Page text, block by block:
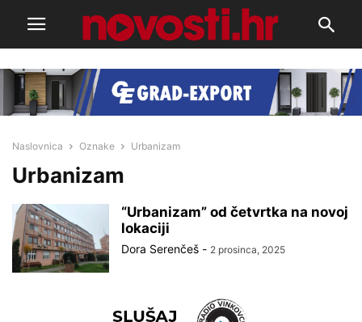
Naslovnica Oznake Urbanizam
Urbanizam
“Urbanizam” od četvrtka na novoj
lokaciji
Dora Serenčeš - 2 prosinca, 2025